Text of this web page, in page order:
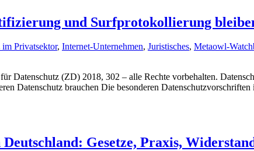
und Surfprotokollierung
im Privatsektor, Internet-Unternehmen, Juristisches, Metaowl-
Datenschutz (ZD) 2018, 302 – alle Rechte vorbehalten.
Datenschutz brauchen Die besonderen
Gesetze, Praxis,